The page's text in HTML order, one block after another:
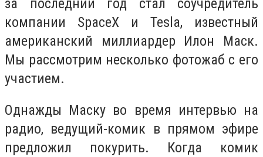
за последнии год стал соучредитель
компании SpaceX и Tesla, известный
американский миллиардер Илон Маск.
Мы рассмотрим несколько фотожаб с его
участием.
Однажды Маску во время интервью на
радио, ведущий-комик в прямом эфире
предложил покурить. Когда комик